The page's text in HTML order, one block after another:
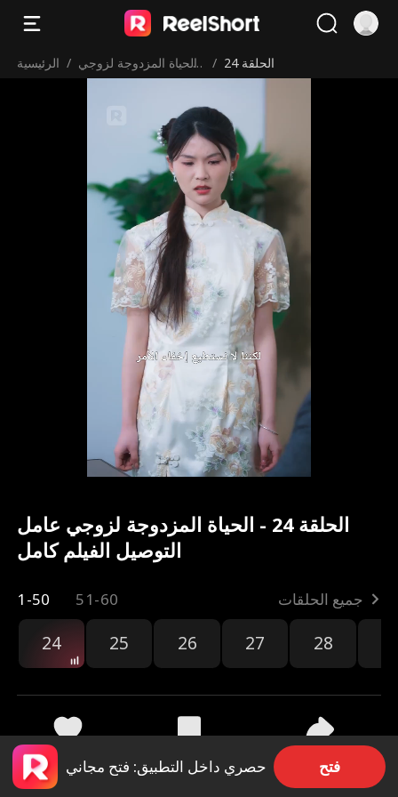
الرئيسية / الحياة المزدوجة لزوجي
/ الحلقة 24
الحلقة 24 - الحياة المزدوجة لزوجي عامل
التوصيل الفيلم كامل
1-50 51-60 جميع الحلقات
24 25 26 27 28
54 3.2k مشاركة حصري داخل التطبيق: فتح مجاني فتح